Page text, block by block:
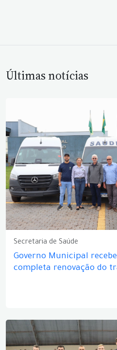
Últimas notícias
Secretaria de Saúde
Governo Municipal
completa renovação do